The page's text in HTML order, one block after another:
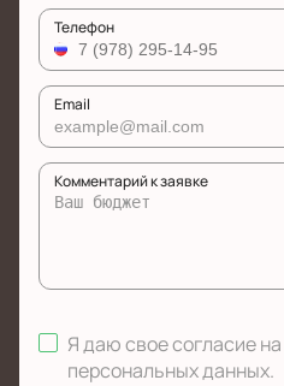
Телефон
Email
Комментарий к заявке
Я даю свое согласие на
персональных данных.